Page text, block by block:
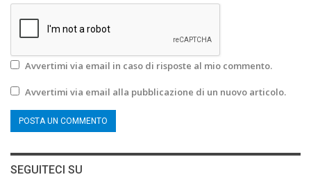
Avvertimi via email in caso di risposte al mio commento.
Avvertimi via email alla pubblicazione di un nuovo articolo.
SEGUITECI SU